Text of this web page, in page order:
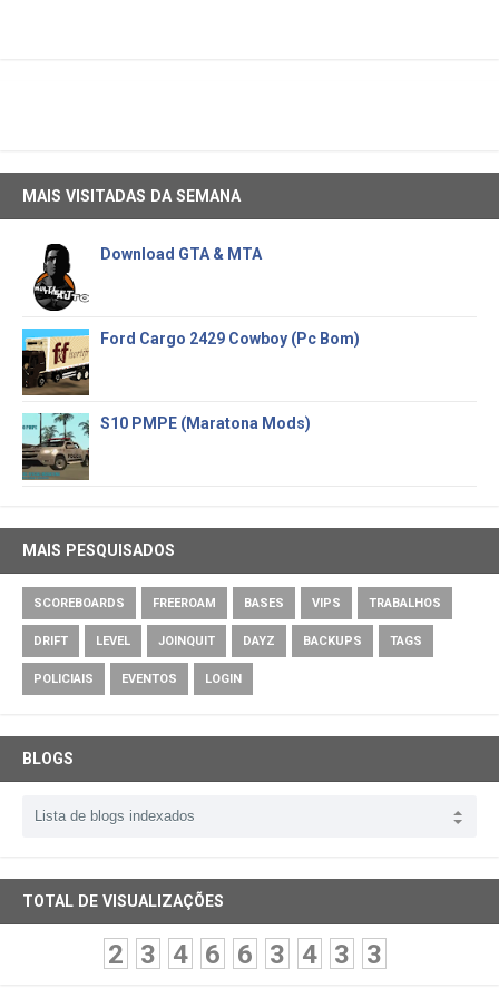
MAIS VISITADAS DA SEMANA
Download GTA & MTA
Ford Cargo 2429 Cowboy (Pc Bom)
S10 PMPE (Maratona Mods)
MAIS PESQUISADOS
SCOREBOARDS FREEROAM BASES VIPS TRABALHOS
DRIFT LEVEL JOINQUIT DAYZ BACKUPS TAGS
POLICIAIS EVENTOS LOGIN
BLOGS
TOTAL DE VISUALIZAÇÕES
2 3 4 6 6 3 4 3 3